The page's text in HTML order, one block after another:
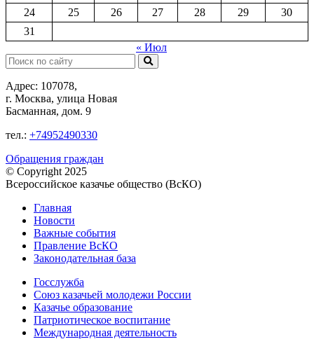
24
25 26 27 28 29
30
31
« Июл
Поиск:
Адрес: 107078,
г. Москва, улица Новая
Басманная, дом. 9
тел.: +74952490330
Обращения граждан
© Copyright 2025
Всероссийское казачье общество (ВсКО)
Главная
Новости
Важные события
Правление ВсКО
Законодательная база
Госслужба
Союз казачьей молодежи России
Казачье образование
Патриотическое воспитание
Международная деятельность